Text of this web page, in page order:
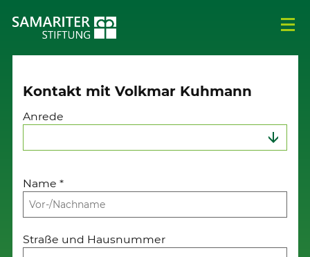
Kontakt mit Volkmar Kuhmann
Anrede
Name*
Straße und Hausnummer